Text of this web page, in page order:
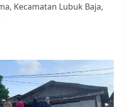
Kecamatan Lubuk Baja,